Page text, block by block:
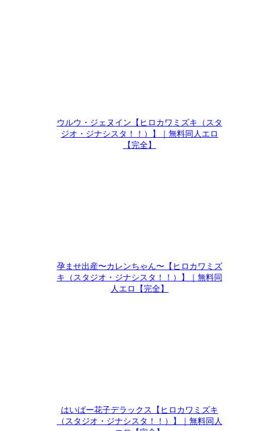
ウルウ・ジェヌイン【ヒロカワミズキ（スタ
ジオ・ジナシスタ！！）】｜無料同人エロ
【完全】
孕ませ出産〜カレンちゃん〜【ヒロカワミズ
キ（スタジオ・ジナシスタ！！）】｜無料同
人エロ【完全】
はいぱー花子デラックス【ヒロカワミズキ
（スタジオ・ジナシスタ！！）】｜無料同人